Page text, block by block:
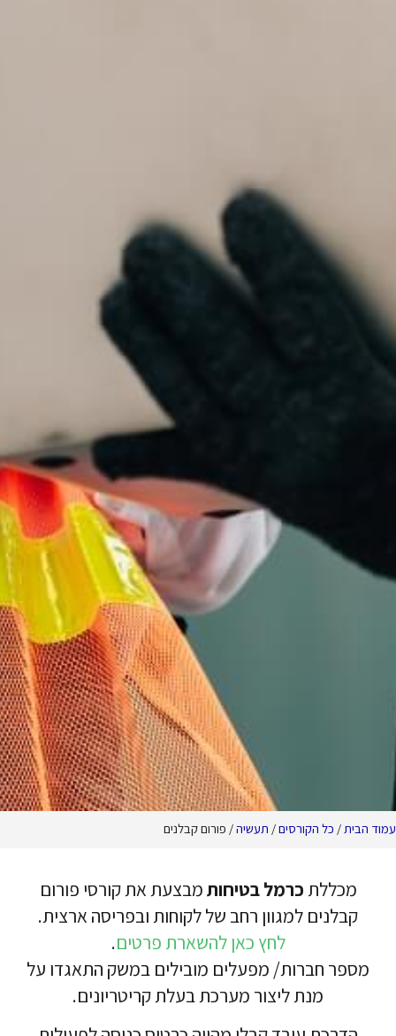
/תעשיה/ פורום קבלנים
כרמל בטיחותמבצעת את קורסי פורום
רחב של לקוחות ובפריסה ארצית.
לחץ כאן להשארת פרטים.
מפעלים מובילים במשק התאגדו על
ליצור מערכת בעלת קריטריונים.